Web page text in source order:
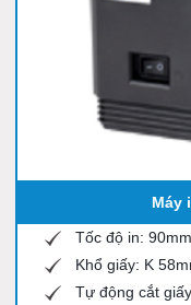
Máy
Tốc độ in:
Khổ giấy: K
Tự động cắt